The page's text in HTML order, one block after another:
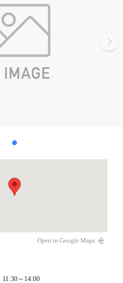
Open in Google Maps
～14:00